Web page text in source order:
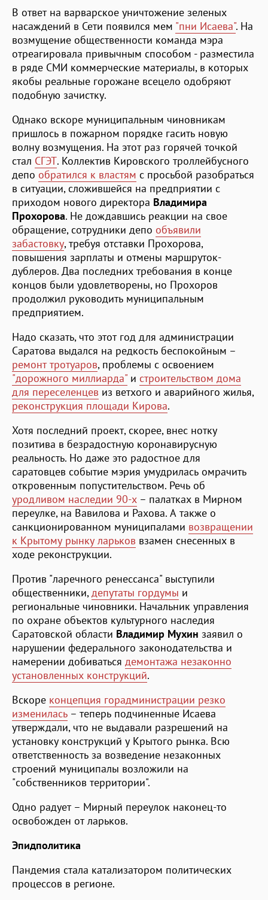
В ответ на варварское уничтожение зеленых
насаждений в Сети появился мем "пни Исаева". На
возмущение общественности команда мэра
отреагировала привычным способом - разместила
в ряде СМИ коммерческие материалы, в которых
якобы реальные горожане всецело одобряют
подобную зачистку.
Однако вскоре муниципальным чиновникам
пришлось в пожарном порядке гасить новую
волну возмущения. На этот раз горячей точкой
стал СГЭТ. Коллектив Кировского троллейбусного
депо обратился к властям с просьбой разобраться
в ситуации, сложившейся на предприятии с
приходом нового директора Владимира
Прохорова. Не дождавшись реакции на свое
обращение, сотрудники депо объявили
забастовку, требуя отставки Прохорова,
повышения зарплаты и отмены маршруток-
дублеров. Два последних требования в конце
концов были удовлетворены, но Прохоров
продолжил руководить муниципальным
предприятием.
Надо сказать, что этот год для администрации
Саратова выдался на редкость беспокойным –
ремонт тротуаров, проблемы с освоением
"дорожного миллиарда" и строительством дома
для переселенцев из ветхого и аварийного жилья,
реконструкция площади Кирова.
Хотя последний проект, скорее, внес нотку
позитива в безрадостную коронавирусную
реальность. Но даже это радостное для
саратовцев событие мэрия умудрилась омрачить
откровенным попустительством. Речь об
уродливом наследии 90-х – палатках в Мирном
переулке, на Вавилова и Рахова. А также о
санкционированном муниципалами возвращении
к Крытому рынку ларьков взамен снесенных в
ходе реконструкции.
Против "ларечного ренессанса" выступили
общественники,депутаты гордумы и
региональные чиновники. Начальник управления
по охране объектов культурного наследия
Саратовской области Владимир Мухин заявил о
нарушении федерального законодательства и
намерении добиваться демонтажа незаконно
установленных конструкций.
Вскоре концепция горадминистрации резко
изменилась – теперь подчиненные Исаева
утверждали, что не выдавали разрешений на
установку конструкций у Крытого рынка. Всю
ответственность за возведение незаконных
строений муниципалы возложили на
"собственников территории".
Одно радует – Мирный переулок наконец-то
освобожден от ларьков.
Эпидполитика
Пандемия стала катализатором политических
процессов в регионе.